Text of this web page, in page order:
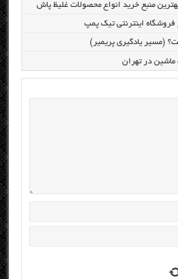
منبع خرید انواع محصولات غلیظ پاش
اینترنتی تیک پمپ
(مسیر یادگیری پریمیر)
ماشین در تهران